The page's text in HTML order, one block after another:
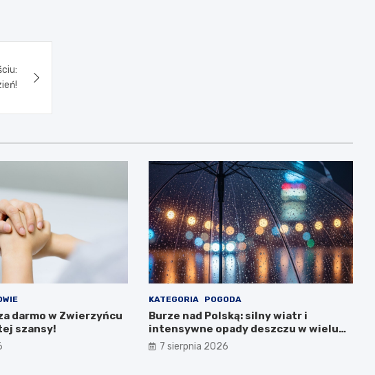
darmo w Zwierzyńcu
szansy!
KATEGORIA POGODA
Burze nad Polską: silny wiatr i
intensywne opady deszczu w wielu
regionach
7 sierpnia 2026